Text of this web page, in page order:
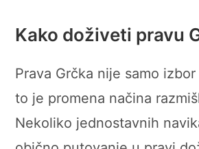
Kako doživeti pravu
Prava Grčka nije samo
to je promena načina
Nekoliko jednostavnih